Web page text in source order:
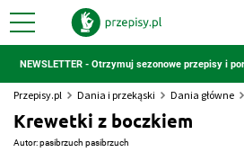
NEWSLETTER - Otrzymuj sezonowe przepisy i
Przepisy.pl Dania i przekąski Dania główne
Krewetki z boczkiem
Autor:pasibrzuch pasibrzuch